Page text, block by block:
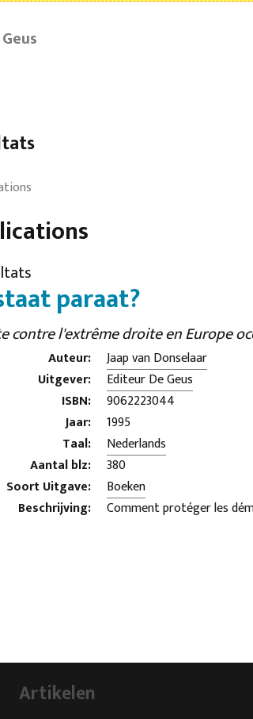
paraat?
contre l'extrême droite en Europe
Auteur:
Jaap van Donselaar
Uitgever:
Editeur De Geus
ISBN:
9062223044
Jaar:
1995
Taal:
Nederlands
Aantal blz:
380
Soort Uitgave:
Boeken
Beschrijving:
Comment protéger les
Angleterre, Belgique et
L'auteur montre
Artikelen